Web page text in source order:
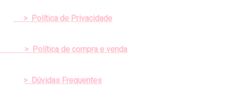
> Política de Privacidade
> Política de compra e venda
> Dúvidas Frequentes